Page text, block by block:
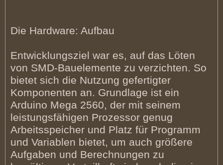
Die Hardware: Aufbau
Entwicklungsziel war es, auf das Löten
von SMD-Bauelemente zu verzichten. So
bietet sich die Nutzung gefertigter
Komponenten an. Grundlage ist ein
Arduino Mega 2560, der mit seinem
leistungsfähigen Prozessor genug
Arbeitsspeicher und Platz für Programm
und Variablen bietet, um auch größere
Aufgaben und Berechnungen zu